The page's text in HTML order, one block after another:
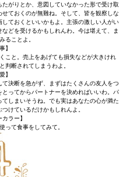
がりとか、意図していなかった形で受け取
ておくのが無難ね。そして、皆を観察しな
ておくといいかもよ。主張の激しい人がい
どを受けるかもしれんわ。今は堪えて、ま
ることよ。
】
こと。売上をあげても損失などが大きけれ
判断されてしまうわよ。
】
決断を急がず、まずはたくさんの友人をつ
ってからパートナーを決めればいいわ。パ
しまいそうね。でも実はあなたの心が満た
けているだけかもしれんよ。
カラー】
って食事をしてみて。